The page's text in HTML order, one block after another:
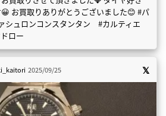
お買取りありがとうございました😊 #パ
シュロンコンスタンタン #カルティエ
ロー
2025/09/25